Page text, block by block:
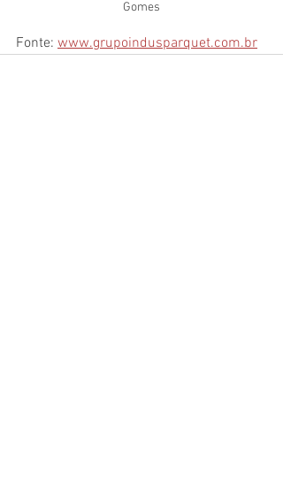
Gomes
Fonte: www.grupoindusparquet.com.br